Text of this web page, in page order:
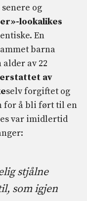
og
lookalikes
En
barna
alder av 22
erstattet av
selv forgiftet og
for å bli ført til en
var imidlertid
stjålne
som igjen